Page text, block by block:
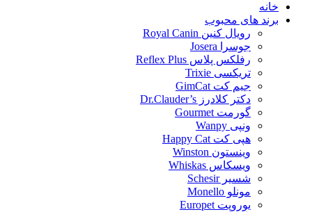
خانه
برند های محبوب
رویال کنین Royal Canin
جوسرا Josera
رفلکس پلاس Reflex Plus
تریکسی Trixie
جیم کت GimCat
دکتر کلادرز Dr.Clauder’s
گورمت Gourmet
ونپی Wanpy
هپی کت Happy Cat
وینستون Winston
ویسکاس Whiskas
شسیر Schesir
مونلو Monello
یوروپت Europet